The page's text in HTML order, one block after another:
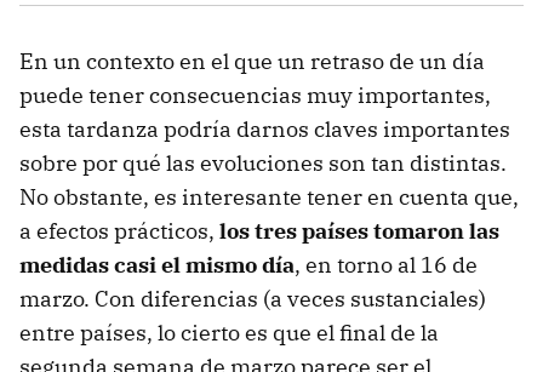
En un contexto en el que un retraso de un día
puede tener consecuencias muy importantes,
esta tardanza podría darnos claves importantes
sobre por qué las evoluciones son tan distintas.
No obstante, es interesante tener en cuenta que,
a efectos prácticos, los tres países tomaron las
medidas casi el mismo día, en torno al 16 de
marzo. Con diferencias (a veces sustanciales)
entre países, lo cierto es que el final de la
segunda semana de marzo parece ser el